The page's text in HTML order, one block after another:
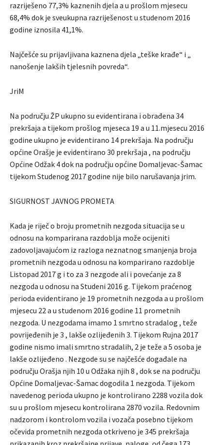
razriješeno 77,3% kaznenih djela a u prošlom mjesecu
68,4% dok je sveukupna razriješenost u studenom 2016
godine iznosila 41,1%.
Najčešće su prijavljivana kaznena djela „teške krađe“ i „
nanošenje lakših tjelesnih povreda“.
JriM
Na području ŽP ukupno su evidentirana i obrađena 34
prekršaja a tijekom prošlog mjeseca 19 a u 11.mjesecu 2016
godine ukupno je evidentirano 14 prekršaja. Na području
općine Orašje je evidentirano 30 prekršaja , na području
Općine Odžak 4 dok na području općine Domaljevac-Šamac
tijekom Studenog 2017 godine nije bilo narušavanja jrim.
SIGURNOST JAVNOG PROMETA
Kada je riječ o broju prometnih nezgoda situacija se u
odnosu na komparirana razdoblja može ocijeniti
zadovoljavajućom iz razloga neznatnog smanjenja broja
prometnih nezgoda u odnosu na komparirano razdoblje
Listopad 2017 g i to za 3 nezgode ali i povećanje za 8
nezgoda u odnosu na Studeni 2016 g. Tijekom praćenog
perioda evidentirano je 19 prometnih nezgoda a u prošlom
mjesecu 22 a u studenom 2016 godine 11 prometnih
nezgoda. U nezgodama imamo 1 smrtno stradalog , teže
povrijeđenih je 3 , lakše ozlijeđenih 3. Tijekom Rujna 2017
godine nismo imali smrtno stradalih, 2 je teže a 5 osoba je
lakše ozlijeđeno . Nezgode su se najčešće događale na
području Orašja njih 10 u Odžaka njih 8 , dok se na području
Općine Domaljevac-Šamac dogodila 1 nezgoda. Tijekom
navedenog perioda ukupno je kontrolirano 2288 vozila dok
su u prošlom mjesecu kontrolirana 2870 vozila. Redovnim
nadzorom i kontrolom vozila i vozača posebno tijekom
očevida prometnih nezgoda otkriveno je 345 prekršaja